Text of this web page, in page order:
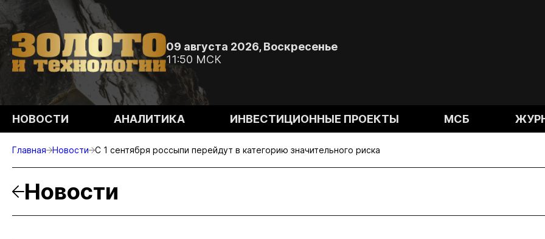
09 августа 2026, Воскресенье
11:50 МСК
НОВОСТИ АНАЛИТИКА ИНВЕСТИЦИОННЫЕ ПРОЕКТЫ МСБ
Главная Новости С 1 сентября россыпи перейдут в категорию значительного риска
Новости